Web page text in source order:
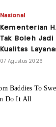
Nasional
Kementerian
Tak Boleh Jadi
Kualitas
07 Agustus 2026